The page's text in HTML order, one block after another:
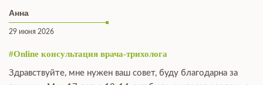
Анна
29 июня 2026
#Online консультация врача-трихолога
Здравствуйте, мне нужен ваш совет, буду благодарна за